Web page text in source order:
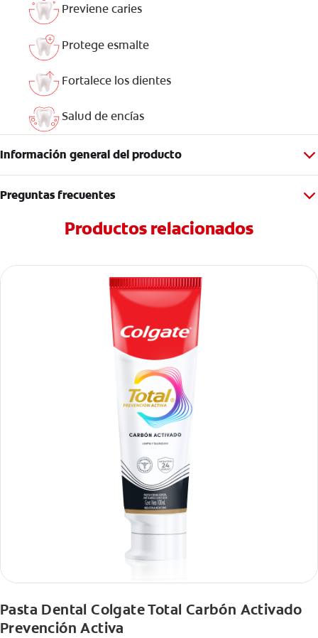
Previene caries
Protege esmalte
Fortalece los dientes
Salud de encías
Información general del producto
Preguntas frecuentes
Productos relacionados
Pasta Dental Colgate Total Carbón Activado
Prevención Activa